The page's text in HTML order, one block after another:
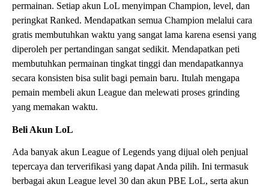
permainan. Setiap akun LoL menyimpan Champion, level, dan
peringkat Ranked. Mendapatkan semua Champion melalui cara
gratis membutuhkan waktu yang sangat lama karena esensi yang
diperoleh per pertandingan sangat sedikit. Mendapatkan peti
membutuhkan permainan tingkat tinggi dan mendapatkannya
secara konsisten bisa sulit bagi pemain baru. Itulah mengapa
pemain membeli akun League dan melewati proses grinding
yang memakan waktu.
Beli Akun LoL
Ada banyak akun League of Legends yang dijual oleh penjual
tepercaya dan terverifikasi yang dapat Anda pilih. Ini termasuk
berbagai akun League level 30 dan akun PBE LoL, serta akun